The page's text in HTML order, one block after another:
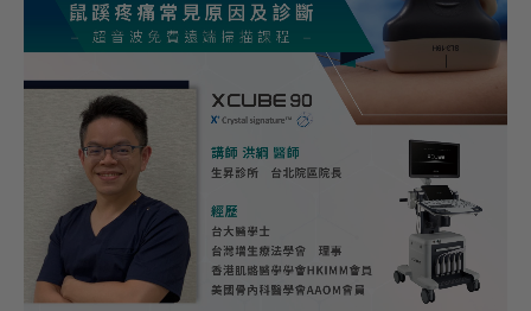
活動資訊
課程資訊
展會活動
聯絡我們
諮詢表單